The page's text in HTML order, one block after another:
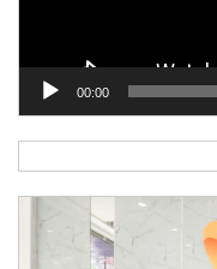
00:00